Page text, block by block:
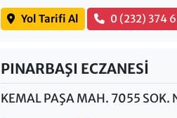
Yol Tarifi Al 0 (232) 374
PINARBAŞI ECZANESİ
KEMAL PAŞA MAH. 7055 SOK.